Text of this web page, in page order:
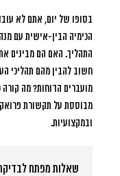
בסופו של יום, אתם לא
הכימיה הבין-אישית עם
התהליך. האם הם מבינים
חשוב להבין מהם תהליכי
מועברים הדוחות? מה
מבוססת על תקשורת
ובמקצועיות.
שאלות מפתח